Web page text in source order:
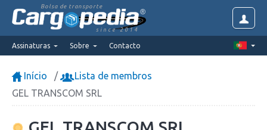
Bolsa de transporte
since 2014
Assinaturas Sobre Contacto
Início
Lista de membros
GEL TRANSCOM SRL